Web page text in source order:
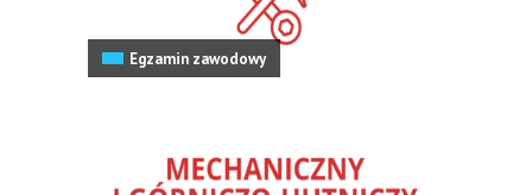
Egzamin zawodowy